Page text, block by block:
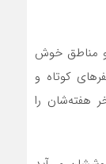
و مناطق خوش
کوتاه و
هفته‌شان را